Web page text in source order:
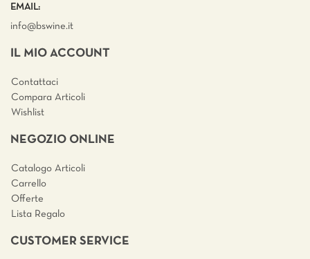
EMAIL:
info@bswine.it
IL MIO ACCOUNT
Contattaci
Compara Articoli
Wishlist
NEGOZIO ONLINE
Catalogo Articoli
Carrello
Offerte
Lista Regalo
CUSTOMER SERVICE